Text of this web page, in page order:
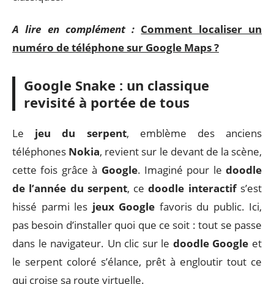
A lire en complément : Comment localiser un
numéro de téléphone sur Google Maps ?
Google Snake : un classique
revisité à portée de tous
Le jeu du serpent, emblème des anciens
téléphones Nokia, revient sur le devant de la scène,
cette fois grâce à Google. Imaginé pour le doodle
de l’année du serpent, cedoodle interactifs’est
hissé parmi les jeux Google favoris du public. Ici,
pas besoin d’installer quoi que ce soit : tout se passe
dans le navigateur. Un clic sur le doodle Google et
le serpent coloré s’élance, prêt à engloutir tout ce
qui croise sa route virtuelle.